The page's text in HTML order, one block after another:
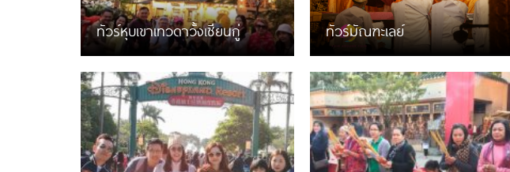
ทัวร์หุบเขาเทวดาวั้งเซียนกู่ ทัวร์มัณฑะเลย์